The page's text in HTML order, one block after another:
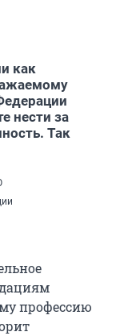
как
нести за
Так
профессию